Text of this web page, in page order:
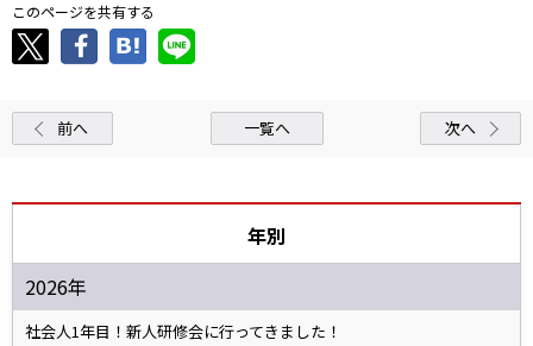
このページを共有する
前へ 一覧へ 次へ
年別
2026年
社会人1年目！新人研修会に行ってきました！